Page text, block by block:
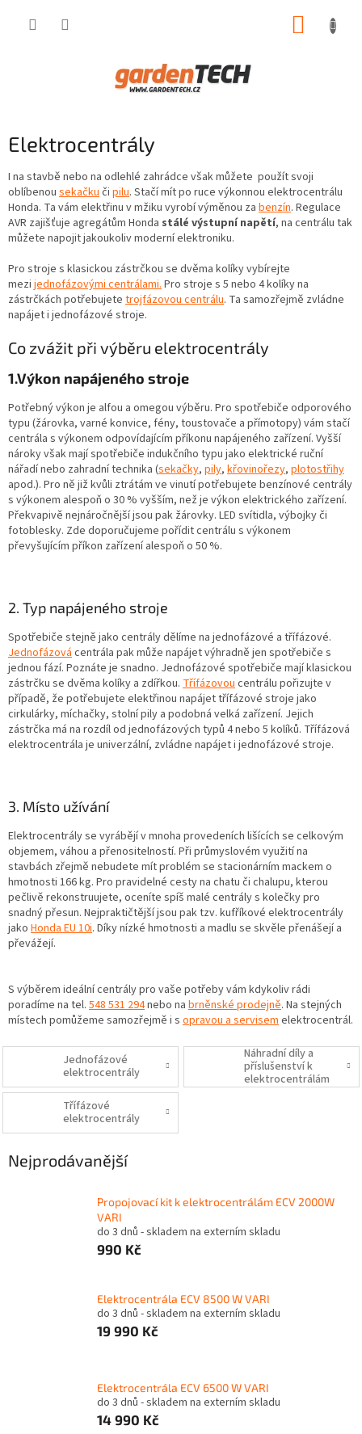
Elektrocentrály
I na stavbě nebo na odlehlé zahrádce však můžete použít svoji
oblíbenou sekačku či pilu. Stačí mít po ruce výkonnou elektrocentrálu
Honda. Ta vám elektřinu v mžiku vyrobí výměnou za benzín. Regulace
AVR zajišťuje agregátům Honda stálé výstupní napětí, na centrálu tak
můžete napojit jakoukoliv moderní elektroniku.
Pro stroje s klasickou zástrčkou se dvěma kolíky vybírejte
mezi jednofázovými centrálami. Pro stroje s 5 nebo 4 kolíky na
zástrčkách potřebujete trojfázovou centrálu. Ta samozřejmě zvládne
napájet i jednofázové stroje.
Co zvážit při výběru elektrocentrály
1.Výkon napájeného stroje
Potřebný výkon je alfou a omegou výběru. Pro spotřebiče odporového
typu (žárovka, varné konvice, fény, toustovače a přímotopy) vám stačí
centrála s výkonem odpovídajícím příkonu napájeného zařízení. Vyšší
nároky však mají spotřebiče indukčního typu jako elektrické ruční
nářadí nebo zahradní technika (sekačky, pily, křovinořezy, plotostřihy
apod.). Pro ně již kvůli ztrátám ve vinutí potřebujete benzínové centrály
s výkonem alespoň o 30 % vyšším, než je výkon elektrického zařízení.
Překvapivě nejnáročnější jsou pak žárovky. LED svítidla, výbojky či
fotoblesky. Zde doporučujeme pořídit centrálu s výkonem
převyšujícím příkon zařízení alespoň o 50 %.
2. Typ napájeného stroje
Spotřebiče stejně jako centrály dělíme na jednofázové a třífázové.
Jednofázová centrála pak může napájet výhradně jen spotřebiče s
jednou fází. Poznáte je snadno. Jednofázové spotřebiče mají klasickou
zástrčku se dvěma kolíky a zdířkou. Třífázovou centrálu pořizujte v
případě, že potřebujete elektřinou napájet třífázové stroje jako
cirkulárky, míchačky, stolní pily a podobná velká zařízení. Jejich
zástrčka má na rozdíl od jednofázových typů 4 nebo 5 kolíků. Třífázová
elektrocentrála je univerzální, zvládne napájet i jednofázové stroje.
3. Místo užívání
Elektrocentrály se vyrábějí v mnoha provedeních lišících se celkovým
objemem, váhou a přenositelností. Při průmyslovém využití na
stavbách zřejmě nebudete mít problém se stacionárním mackem o
hmotnosti 166 kg. Pro pravidelné cesty na chatu či chalupu, kterou
pečlivě rekonstruujete, oceníte spíš malé centrály s kolečky pro
snadný přesun. Nejpraktičtější jsou pak tzv. kufříkové elektrocentrály
jako Honda EU 10i. Díky nízké hmotnosti a madlu se skvěle přenášejí a
převážejí.
S výběrem ideální centrály pro vaše potřeby vám kdykoliv rádi
poradíme na tel. 548 531 294nebo na brněnské prodejně. Na stejných
místech pomůžeme samozřejmě i s opravou a servisem elektrocentrál.
Jednofázové
elektrocentrály
Náhradní díly a
příslušenství k
elektrocentrálám
Třífázové
elektrocentrály
Nejprodávanější
Propojovací kit k elektrocentrálám ECV 2000W
VARI
do 3 dnů - skladem na externím skladu
990 Kč
Elektrocentrála ECV 8500 W VARI
do 3 dnů - skladem na externím skladu
19 990 Kč
Elektrocentrála ECV 6500 W VARI
do 3 dnů - skladem na externím skladu
14 990 Kč